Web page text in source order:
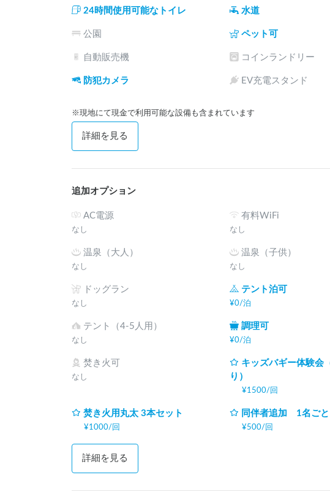
してみてください。
出来ませんのでご了承下さい。詳細は当施設WEBサイトにて
24時間使用可能なトイレ 水道
公園 ペット可
自動販売機 コインランドリー
防犯カメラ EV充電スタンド
※現地にて現金で利用可能な設備も含まれています
詳細を見る
追加オプション
AC電源
なし
有料WiFi
なし
温泉（大人）
なし
温泉（子供）
なし
ドッグラン
なし
テント泊可
¥0/泊
テント（4-5人用）
なし
調理可
¥0/泊
焚き火可
なし
キッズバギー体験会
り）
¥1500/ 回
焚き火用丸太 3本セット
¥1000/ 回
同伴者追加 1名ごと
¥500/ 回
詳細を見る